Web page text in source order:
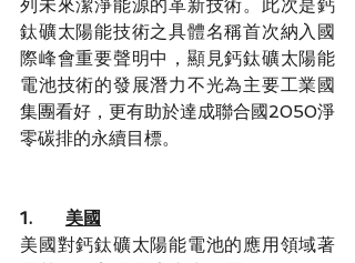
列未來潔淨能源的革新技術。此次是鈣
鈦礦太陽能技術之具體名稱首次納入國
際峰會重要聲明中，顯見鈣鈦礦太陽能
電池技術的發展潛力不光為主要工業國
集團看好，更有助於達成聯合國2050淨
零碳排的永續目標。
1. 美國
美國對鈣鈦礦太陽能電池的應用領域著